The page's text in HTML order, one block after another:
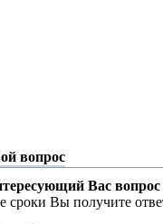
вопрос
Вас вопрос
сроки Вы получите